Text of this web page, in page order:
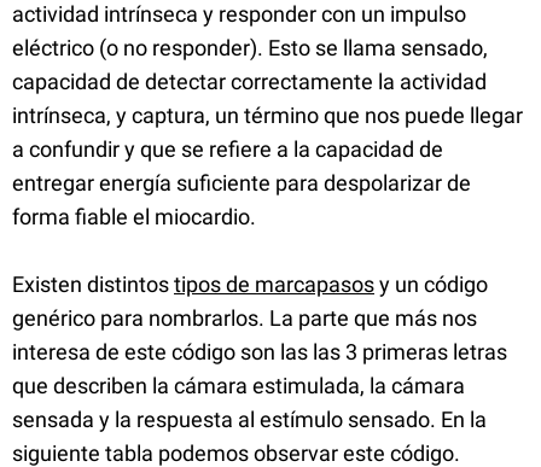
actividad intrínseca y responder con un impulso
eléctrico (o no responder). Esto se llama sensado,
capacidad de detectar correctamente la actividad
intrínseca, y captura, un término que nos puede llegar
a confundir y que se refiere a la capacidad de
entregar energía suficiente para despolarizar de
forma fiable el miocardio.
Existen distintostipos de marcapasosy un código
genérico para nombrarlos. La parte que más nos
interesa de este código son las las 3 primeras letras
que describen la cámara estimulada, la cámara
sensada y la respuesta al estímulo sensado. En la
siguiente tabla podemos observar este código.